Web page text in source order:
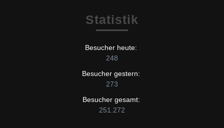
Statistik
Besucher heute:
248
Besucher gestern:
273
Besucher gesamt:
251.272